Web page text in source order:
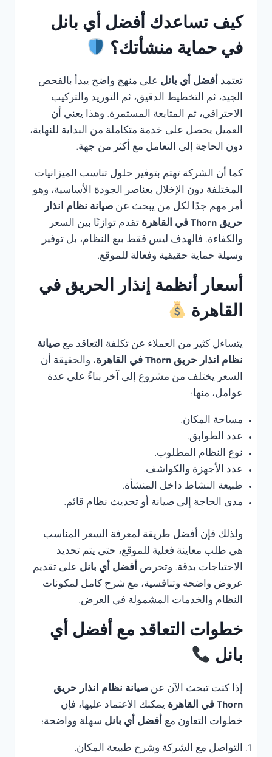
كيف تساعدك أفضل أي بانل
في حماية منشأتك؟
تعتمد أفضل أي بانل على منهج واضح يبدأ بالفحص
الجيد، ثم التخطيط الدقيق، ثم التوريد والتركيب
الاحترافي، ثم المتابعة المستمرة. وهذا يعني أن
العميل يحصل على خدمة متكاملة من البداية للنهاية،
دون الحاجة إلى التعامل مع أكثر من جهة.
كما أن الشركة تهتم بتوفير حلول تناسب الميزانيات
المختلفة دون الإخلال بعناصر الجودة الأساسية، وهو
أمر مهم جدًا لكل من يبحث عن صيانة نظام انذار
حريق Thorn في القاهرة
تقدم توازنًا بين السعر
والكفاءة. فالهدف ليس فقط بيع النظام، بل توفير
وسيلة حماية حقيقية وفعالة للموقع.
أسعار أنظمة إنذار الحريق في
القاهرة
يتساءل كثير من العملاء عن تكلفة التعاقد مع صيانة
نظام انذار حريق Thorn في القاهرة
، والحقيقة أن
السعر يختلف من مشروع إلى آخر بناءً على عدة
عوامل، منها:
مساحة المكان.
عدد الطوابق.
نوع النظام المطلوب.
عدد الأجهزة والكواشف.
طبيعة النشاط داخل المنشأة.
مدى الحاجة إلى صيانة أو تحديث نظام قائم.
ولذلك فإن أفضل طريقة لمعرفة السعر المناسب
هي طلب معاينة فعلية للموقع، حتى يتم تحديد
الاحتياجات بدقة. وتحرص أفضل أي بانل على تقديم
عروض واضحة وتنافسية، مع شرح كامل لمكونات
النظام والخدمات المشمولة في العرض.
خطوات التعاقد مع أفضل أي
بانل
إذا كنت تبحث الآن عن صيانة نظام انذار حريق
Thorn في القاهرة
يمكنك الاعتماد عليها، فإن
خطوات التعاون مع أفضل أي بانل سهلة وواضحة:
التواصل مع الشركة وشرح طبيعة المكان.